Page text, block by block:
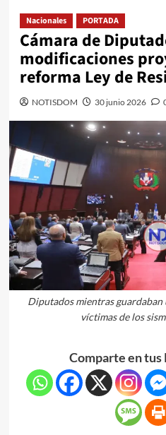
Nacionales PORTADA
Cámara de
modificaciones
reforma Ley de
NOTISDOM 30 junio 2026
Diputados mientras
víctimas de los
Comparte en tus